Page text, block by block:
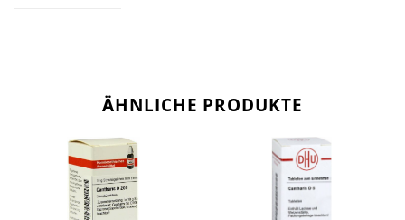
ÄHNLICHE PRODUKTE